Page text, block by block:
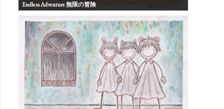
Endless Adventure 無限の冒険